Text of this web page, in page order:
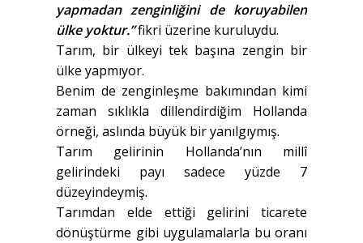
yapmadan zenginliğini de koruyabilen
ülke yoktur.”fikri üzerine kuruluydu.
Tarım, bir ülkeyi tek başına zengin bir
ülke yapmıyor.
Benim de zenginleşme bakımından kimi
zaman sıklıkla dillendirdiğim Hollanda
örneği, aslında büyük bir yanılgıymış.
Tarım gelirinin Hollanda’nın millî
gelirindeki payı sadece yüzde 7
düzeyindeymiş.
Tarımdan elde ettiği gelirini ticarete
dönüştürme gibi uygulamalarla bu oranı